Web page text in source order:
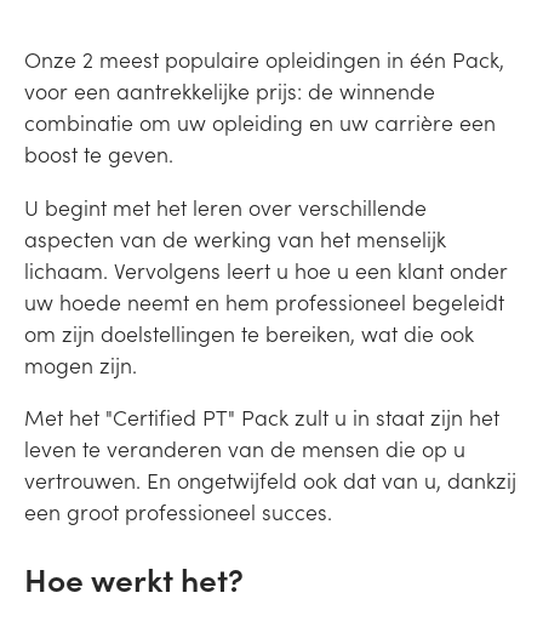
Onze 2 meest populaire opleidingen in één Pack,
voor een aantrekkelijke prijs: de winnende
combinatie om uw opleiding en uw carrière een
boost te geven.
U begint met het leren over verschillende
aspecten van de werking van het menselijk
lichaam. Vervolgens leert u hoe u een klant onder
uw hoede neemt en hem professioneel begeleidt
om zijn doelstellingen te bereiken, wat die ook
mogen zijn.
Met het "Certified PT" Pack zult u in staat zijn het
leven te veranderen van de mensen die op u
vertrouwen. En ongetwijfeld ook dat van u, dankzij
een groot professioneel succes.
Hoe werkt het?